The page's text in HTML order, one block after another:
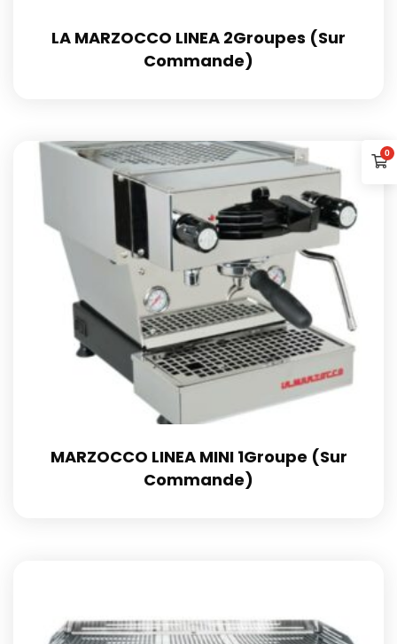
LA MARZOCCO LINEA 2Groupes (Sur
Commande)
MARZOCCO LINEA MINI 1Groupe (Sur
Commande)
0